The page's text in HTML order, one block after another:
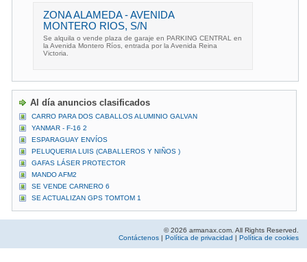
ZONA ALAMEDA - AVENIDA
MONTERO RIOS, S/N
Se alquila o vende plaza de garaje en PARKING CENTRAL en
la Avenida Montero Ríos, entrada por la Avenida Reina
Victoria.
Al día anuncios clasificados
CARRO PARA DOS CABALLOS ALUMINIO GALVAN
YANMAR - F-16 2
ESPARAGUAY ENVÍOS
PELUQUERIA LUIS (CABALLEROS Y NIÑOS )
GAFAS LÁSER PROTECTOR
MANDO AFM2
SE VENDE CARNERO 6
SE ACTUALIZAN GPS TOMTOM 1
© 2026 armanax.com. All Rights Reserved.
Contáctenos
Política de privacidad Política de cookies